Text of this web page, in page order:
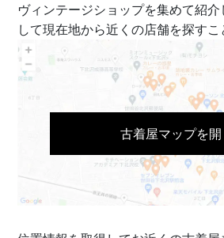
ヴィンテージショップを集めて紹
して現在地から近くの店舗を探すこ
古着屋マップを開